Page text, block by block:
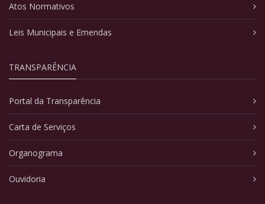
Atos Normativos
Leis Municipais e Emendas
TRANSPARÊNCIA
Portal da Transparência
Carta de Serviços
Organograma
Ouvidoria